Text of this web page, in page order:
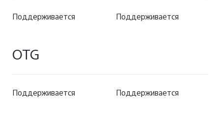
Поддерживается Поддерживается
OTG
Поддерживается Поддерживается